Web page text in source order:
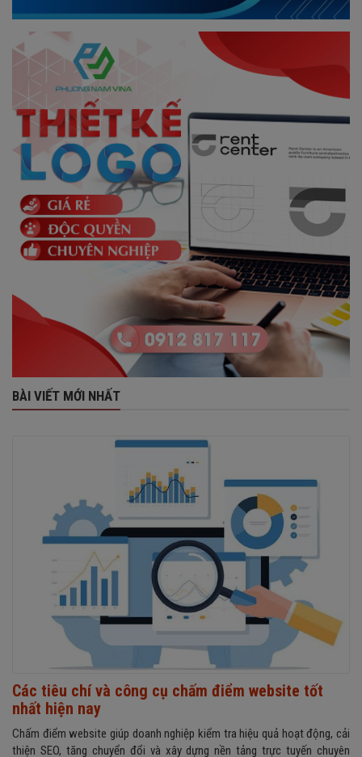
BÀI VIẾT MỚI NHẤT
Các tiêu chí và công cụ chấm điểm website tốt
nhất hiện nay
Chấm điểm website giúp doanh nghiệp kiểm tra hiệu quả hoạt động, cải
thiện SEO, tăng chuyển đổi và xây dựng nền tảng trực tuyến chuyên